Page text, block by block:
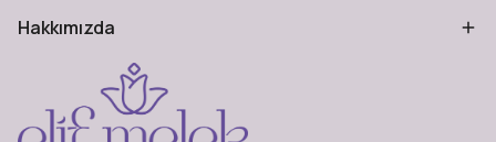
Hakkımızda